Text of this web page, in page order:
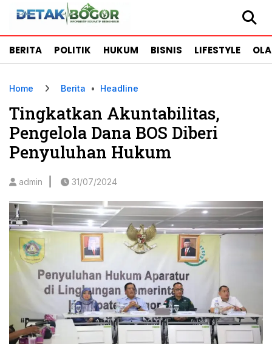
BERITA POLITIK HUKUM BISNIS LIFESTYLE
Home Berita • Headline
Tingkatkan Akuntabilitas,
Pengelola Dana BOS Diberi
Penyuluhan Hukum
admin 31/07/2024